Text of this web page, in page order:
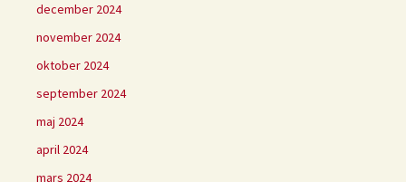
december 2024
november 2024
oktober 2024
september 2024
maj 2024
april 2024
mars 2024